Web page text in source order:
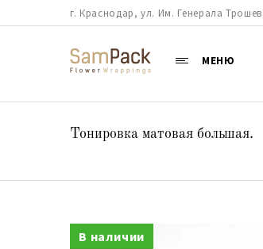
г. Краснодар, ул. Им. Генерала
МЕНЮ
Тонировка матовая большая.
В наличии